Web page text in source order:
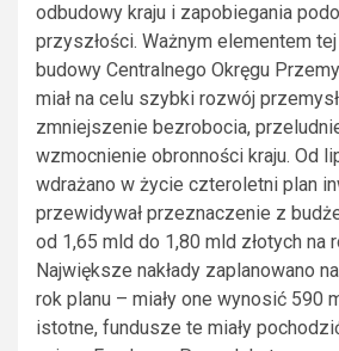
odbudowy kraju i zapobiegania
przyszłości. Ważnym elementem
budowy Centralnego Okręgu
miał na celu szybki rozwój
zmniejszenie bezrobocia,
wzmocnienie obronności kraju. Od
wdrażano w życie czteroletni plan
przewidywał przeznaczenie z
od 1,65 mld do 1,80 mld złotych na
Największe nakłady zaplanowano
rok planu – miały one wynosić 590
istotne, fundusze te miały